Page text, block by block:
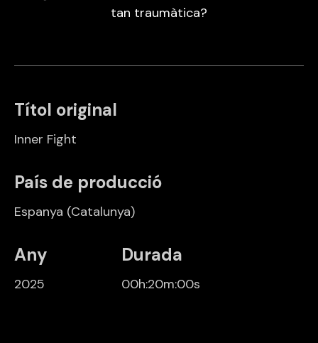
tan traumàtica?
Títol original
Inner Fight
País de producció
Espanya (Catalunya)
Any
2025
Durada
00h:20m:00s